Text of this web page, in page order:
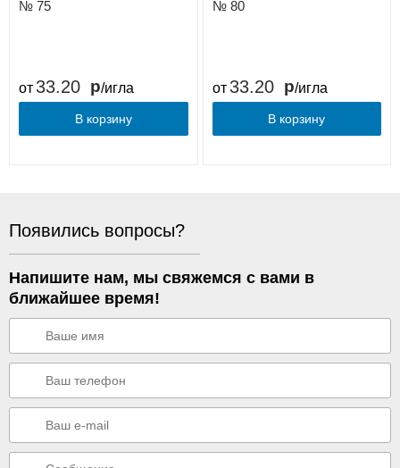
№ 75
от 33.20 /игла
В корзину
№ 80
от 33.20 /игла
В корзину
Появились вопросы?
Напишите нам, мы свяжемся с вами в
ближайшее время!